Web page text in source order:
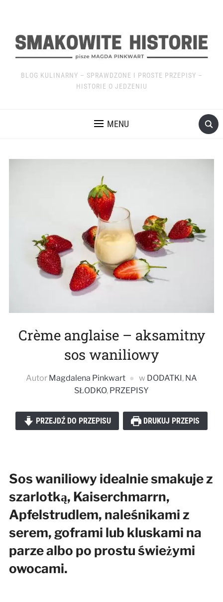
BLOG KULINARNY – SPRAWDZONE I PROSTE PRZEPISY –
HISTORIE O JEDZENIU
MENU
Crème anglaise – aksamitny
sos waniliowy
Autor Magdalena Pinkwart w DODATKI, NA
SŁODKO, PRZEPISY
PRZEJDŹ DO PRZEPISU DRUKUJ PRZEPIS
Sos waniliowy idealnie smakuje z
szarlotką, Kaiserchmarrn,
Apfelstrudlem, naleśnikami z
serem, goframi lub kluskami na
parze albo po prostu świeżymi
owocami.